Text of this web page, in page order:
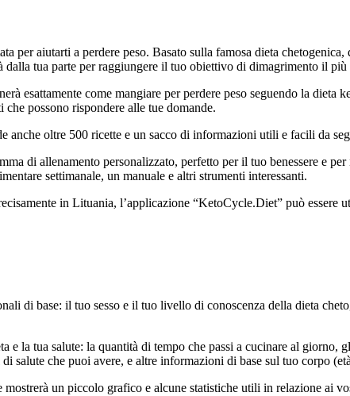
per aiutarti a perdere peso. Basato sulla famosa dieta
tua parte per raggiungere il tuo obiettivo di dimagrimento il
esattamente come mangiare per perdere peso seguendo la dieta
possono rispondere alle tue domande.
oltre 500 ricette e un sacco di informazioni utili e facili da
di allenamento personalizzato, perfetto per il tuo benessere e
settimanale, un manuale e altri strumenti interessanti.
in Lituania, l’applicazione “KetoCycle.Diet” può
di base: il tuo sesso e il tuo livello di conoscenza della dieta
e la tua salute: la quantità di tempo che passi a cucinare al
che puoi avere, e altre informazioni di base sul tuo corpo
un piccolo grafico e alcune statistiche utili in relazione ai